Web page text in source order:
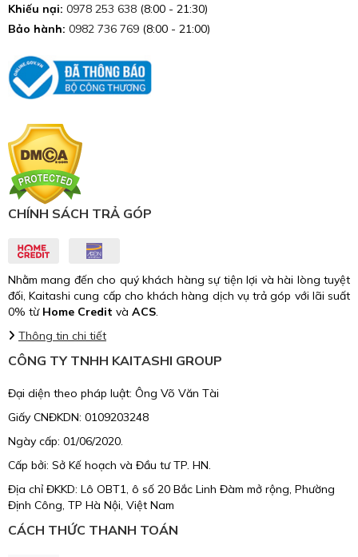
Khiếu nại: 0978 253 638 (8:00 - 21:30)
Bảo hành: 0982 736 769 (8:00 - 21:00)
CHÍNH SÁCH TRẢ GÓP
Nhằm mang đến cho quý khách hàng sự tiện lợi và hài lòng tuyệt
đối, Kaitashi cung cấp cho khách hàng dịch vụ trả góp với lãi suất
0% từ Home Credit và ACS.
Thông tin chi tiết
CÔNG TY TNHH KAITASHI GROUP
Đại diện theo pháp luật: Ông Võ Văn Tài
Giấy CNĐKDN: 0109203248
Ngày cấp: 01/06/2020.
Cấp bởi: Sở Kế hoạch và Đầu tư TP. HN.
Địa chỉ ĐKKD: Lô OBT1, ô số 20 Bắc Linh Đàm mở rộng, Phường
Định Công, TP Hà Nội, Việt Nam
CÁCH THỨC THANH TOÁN